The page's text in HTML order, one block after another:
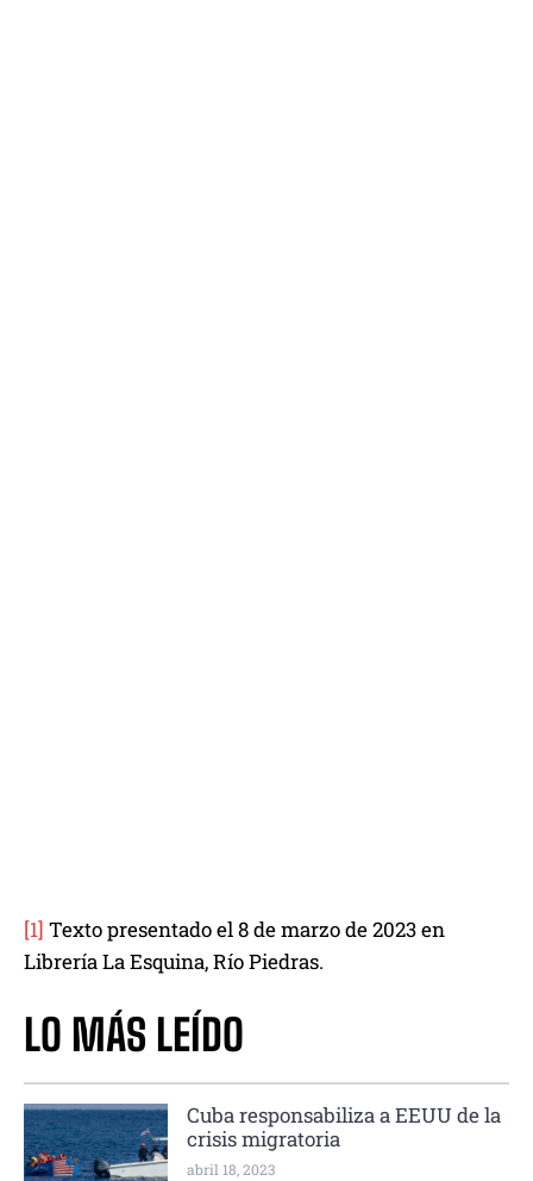
[1] Texto presentado el 8 de marzo de 2023 en
Librería La Esquina, Río Piedras.
LO MÁS LEÍDO
Cuba responsabiliza a EEUU de la
crisis migratoria
abril 18, 2023